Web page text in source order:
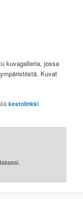
kuvagalleria, jossa
Kuvat
kestolinkki